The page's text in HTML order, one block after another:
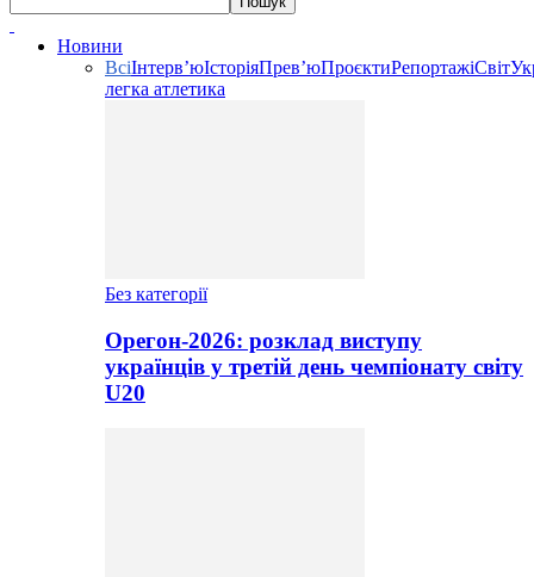
Новини
ВсіІнтерв’юІсторіяПрев’юПроєктиРепортажіСвіт
легка атлетика
Без категорії
Орегон-2026: розклад виступу
українців у третій день чемпіонату світу
U20